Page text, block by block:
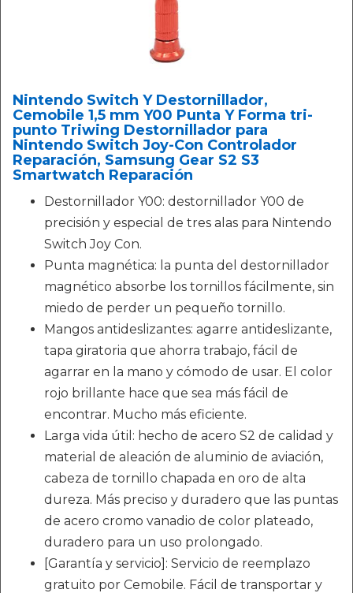
Nintendo Switch Y Destornillador,
Cemobile 1,5 mm Y00 Punta Y Forma tri-
punto Triwing Destornillador para
Nintendo Switch Joy-Con Controlador
Reparación, Samsung Gear S2 S3
Smartwatch Reparación
Destornillador Y00: destornillador Y00 de
precisión y especial de tres alas para Nintendo
Switch Joy Con.
Punta magnética: la punta del destornillador
magnético absorbe los tornillos fácilmente, sin
miedo de perder un pequeño tornillo.
Mangos antideslizantes: agarre antideslizante,
tapa giratoria que ahorra trabajo, fácil de
agarrar en la mano y cómodo de usar. El color
rojo brillante hace que sea más fácil de
encontrar. Mucho más eficiente.
Larga vida útil: hecho de acero S2 de calidad y
material de aleación de aluminio de aviación,
cabeza de tornillo chapada en oro de alta
dureza. Más preciso y duradero que las puntas
de acero cromo vanadio de color plateado,
duradero para un uso prolongado.
[Garantía y servicio]: Servicio de reemplazo
gratuito por Cemobile. Fácil de transportar y